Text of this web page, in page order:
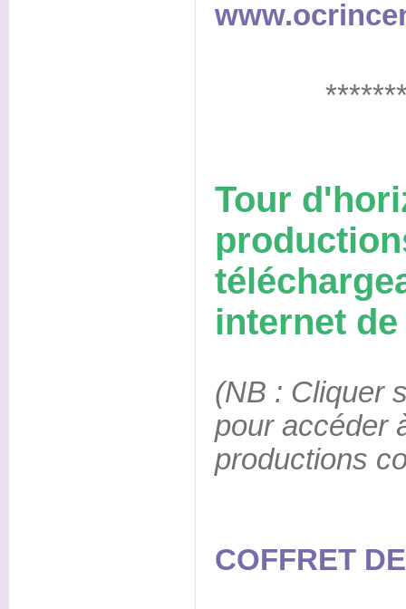
Tour
internet de
(NB : Cliquer
pour accéder
productions
COFFRET